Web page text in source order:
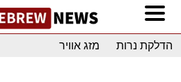
הדלקת נרות מזג אוויר